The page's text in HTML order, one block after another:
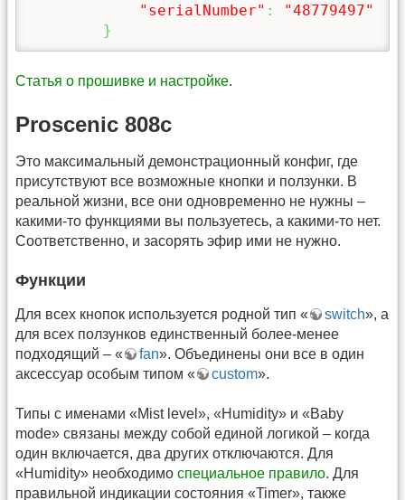
"serialNumber" :
"48779497"
}
Статья о прошивке и настройке.
Proscenic 808c
Это максимальный демонстрационный конфиг, где
присутствуют все возможные кнопки и ползунки. В
реальной жизни, все они одновременно не нужны –
какими-то функциями вы пользуетесь, а какими-то нет.
Соответственно, и засорять эфир ими не нужно.
Функции
Для всех кнопок используется родной тип « switch», а
для всех ползунков единственный более-менее
подходящий – «
fan». Объединены они все в один
аксессуар особым типом «
custom».
Типы с именами «Mist level», «Humidity» и «Baby
mode» связаны между собой единой логикой – когда
один включается, два других отключаются. Для
«Humidity» необходимо специальное правило. Для
правильной индикации состояния «Timer», также